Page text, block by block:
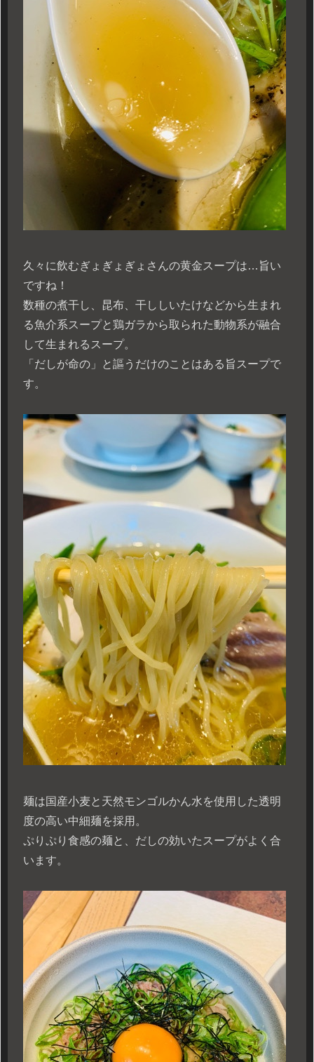
久々に飲むぎょぎょぎょさんの黄金スープは…旨い
ですね！
数種の煮干し、昆布、干ししいたけなどから生まれ
る魚介系スープと鶏ガラから取られた動物系が融合
して生まれるスープ。
「だしが命の」と謳うだけのことはある旨スープで
す。
麺は国産小麦と天然モンゴルかん水を使用した透明
度の高い中細麺を採用。
ぷりぷり食感の麺と、だしの効いたスープがよく合
います。